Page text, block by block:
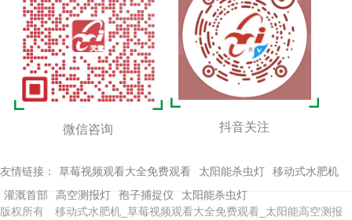
微信咨询 抖音关注
友情链接： 草莓视频观看大全免费观看 太阳能杀虫灯
移动式水肥机
灌溉首部
高空测报灯 孢子捕捉仪
太阳能杀虫灯
版权所有 移动式水肥机_草莓视频观看大全免费观看_太阳能高空测报